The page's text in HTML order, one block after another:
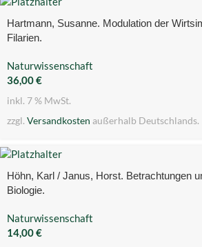
Hartmann, Susanne. Modulation der
Filarien.
Naturwissenschaft
36,00€
inkl. 7 % MwSt.
zzgl. Versandkosten außerhalb Deutschlands.
Höhn, Karl / Janus, Horst. Betrachtungen
Biologie.
Naturwissenschaft
14,00€